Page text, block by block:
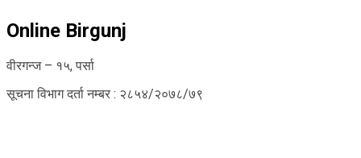
Online Birgunj
वीरगन्ज – १५, पर्सा
सूचना विभाग दर्ता नम्बर : २८५४/२०७८/७९